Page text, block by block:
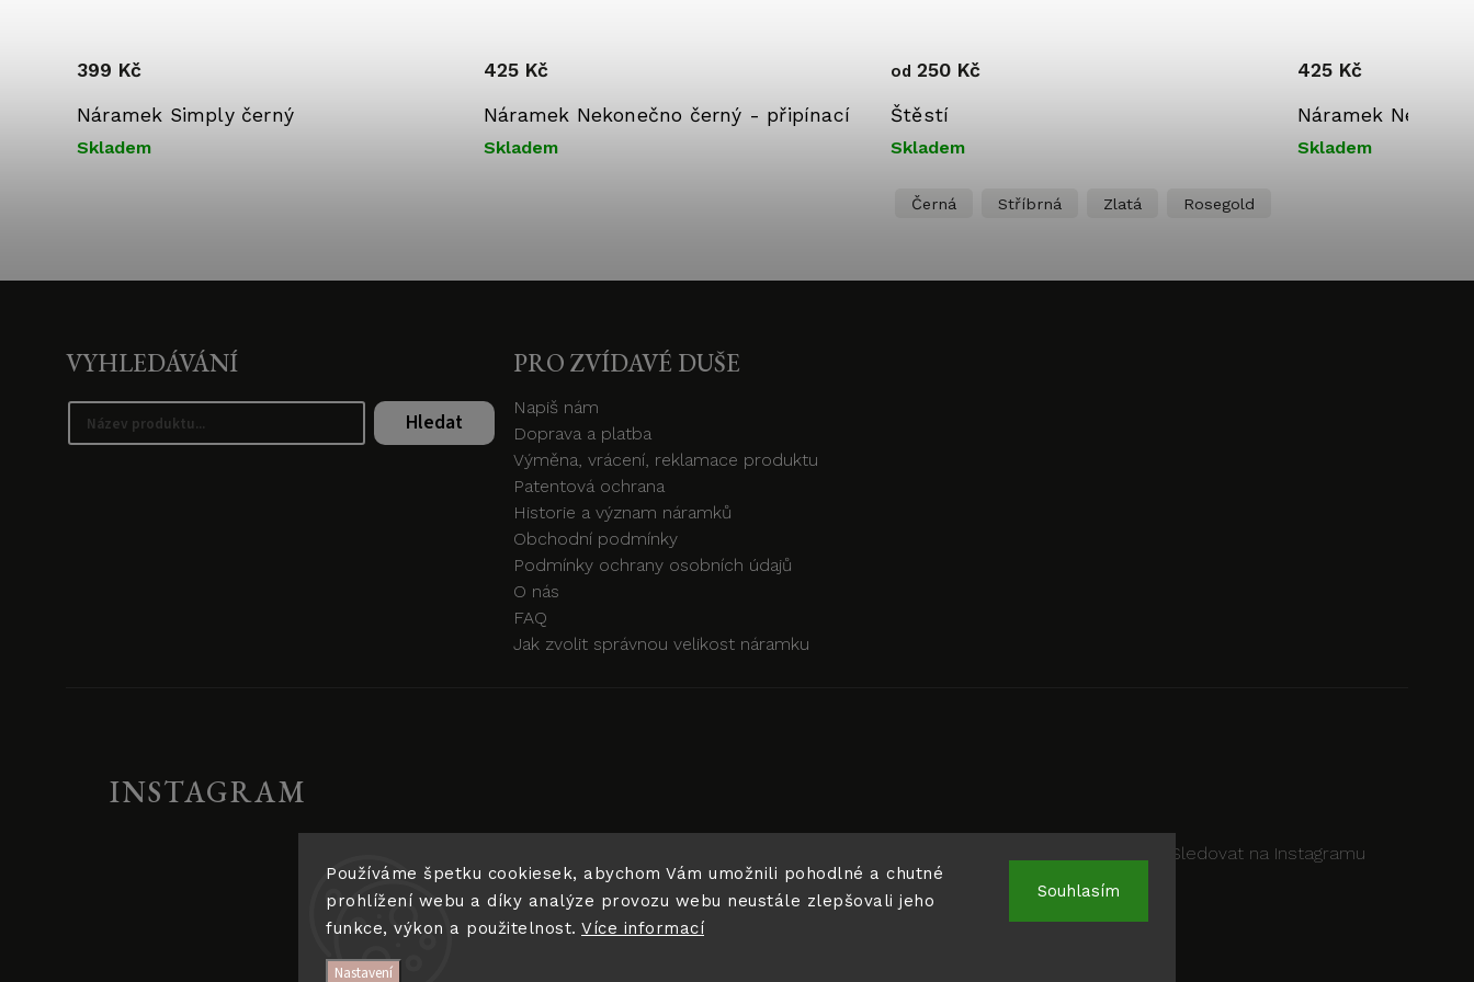
Používáme špetku cookiesek, abychom Vám umožnili pohodlné a chutné
prohlížení webu a díky analýze provozu webu neustále zlepšovali jeho
funkce, výkon a použitelnost. Více informací
Nastavení
Souhlasím
Náramek Simply černý
Skladem
399 Kč
Náramek Nekonečno černý - připínací
Skladem
425 Kč
Štěstí
Skladem
od 250 Kč
Černá Stříbrná Zlatá Rosegold
Náramek
Skladem
425 Kč
INSTAGRAM
Sledovat na Instagramu
VYHLEDÁVÁNÍ
Hledat
PRO ZVÍDAVÉ DUŠE
Napiš nám
Doprava a platba
Výměna, vrácení, reklamace produktu
Patentová ochrana
Historie a význam náramků
Obchodní podmínky
Podmínky ochrany osobních údajů
O nás
FAQ
Jak zvolit správnou velikost náramku
Copyright 2026BIT OF HAPPINESS